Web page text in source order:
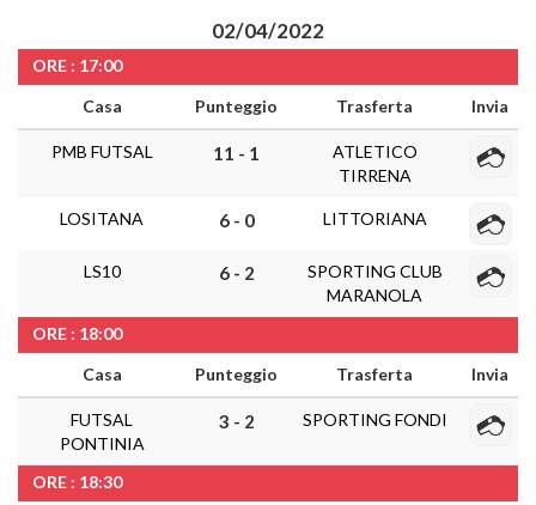
02/04/2022
ORE : 17:00
Casa
Punteggio Trasferta Invia
PMB FUTSAL 11 - 1
ATLETICO
TIRRENA
LOSITANA 6 - 0 LITTORIANA
LS10 6 - 2
SPORTING CLUB
MARANOLA
ORE : 18:00
Casa
Punteggio Trasferta Invia
FUTSAL
PONTINIA
3 - 2 SPORTING FONDI
ORE : 18:30